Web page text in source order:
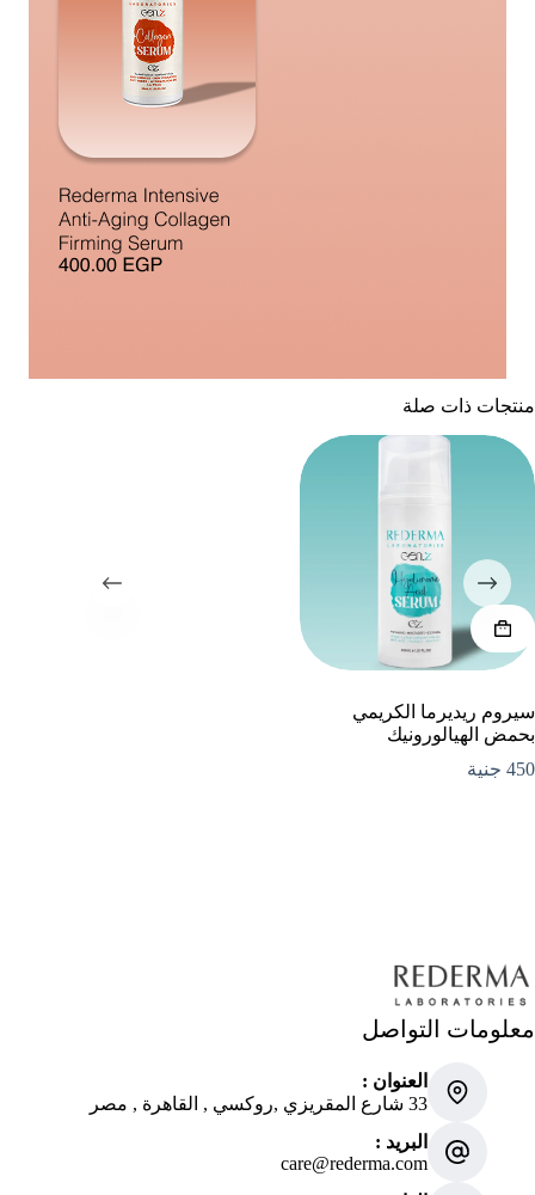
منتجات ذات صلة
سيروم ريديرما الكريمي
بحمض الهيالورونيك
450 جنية
معلومات التواصل
العنوان :
33 شارع المقريزي ,روكسي , القاهرة , مصر
البريد :
care@rederma.com